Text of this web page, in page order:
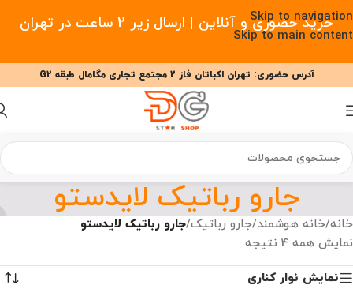
Skip to navigation
Skip to main content
خرید حضوری و آنلاین | ارسال زیر 2 ساعت در تهران
09377477910 - 09127708341 علیزاده
آدرس حضوری: تهران اکباتان فاز 2 مجتمع تجاری مگامال طبقه G2
جارو رباتیک لایدستو
خانه/خانه هوشمند/جارو رباتیک/جارو رباتیک لایدستو
نمایش همه 4 نتیجه
نمایش نوار کناری